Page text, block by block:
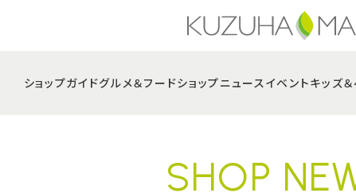
ショップガイドグルメ＆フードショップニュース イベントキッズ
SHOP